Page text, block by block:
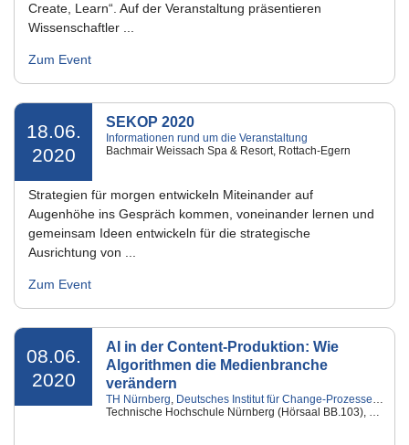
Create, Learn“. Auf der Veranstaltung präsentieren
Wissenschaftler ...
Zum Event
18.06.
2020
SEKOP 2020
Informationen rund um die Veranstaltung
Bachmair Weissach Spa & Resort, Rottach-Egern
Strategien für morgen entwickeln Miteinander auf
Augenhöhe ins Gespräch kommen, voneinander lernen und
gemeinsam Ideen entwickeln für die strategische
Ausrichtung von ...
Zum Event
08.06.
2020
AI in der Content-Produktion: Wie
Algorithmen die Medienbranche
verändern
TH Nürnberg, Deutsches Institut für Change-Prozesse und digitale Geschäftsmodelle
Technische Hochschule Nürnberg (Hörsaal BB.103), Nürnberg